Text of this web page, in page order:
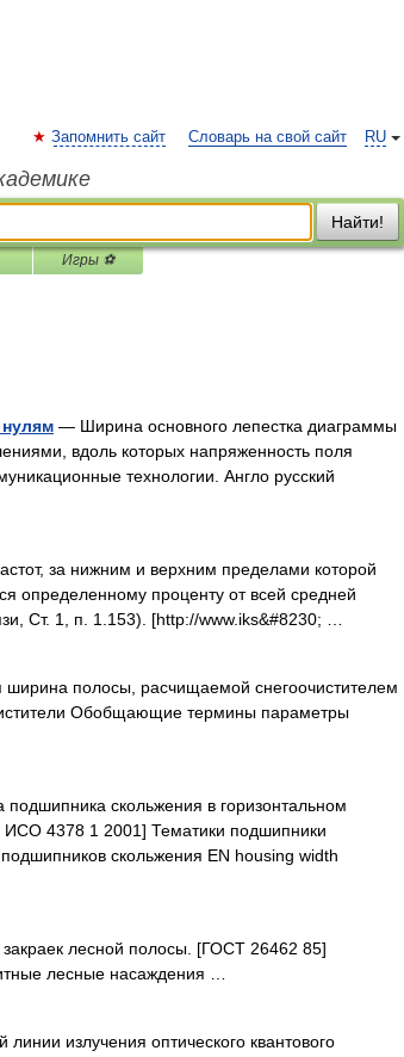
RU
Запомнить сайт Словарь на свой сайт
Найти!
Игры ⚽
— Ширина основного лепестка диаграммы
вдоль которых напряженность поля
технологии. Англо русский
за нижним и верхним пределами которой
определенному проценту от всей средней
Ст. 1, п. 1.153). [http://www.iks&#8230; …
полосы, расчищаемой снегоочистителем
Обобщающие термины параметры
скольжения в горизонтальном
4378 1 2001] Тематики подшипники
скольжения EN housing width
лесной полосы. [ГОСТ 26462 85]
лесные насаждения …
излучения оптического квантового